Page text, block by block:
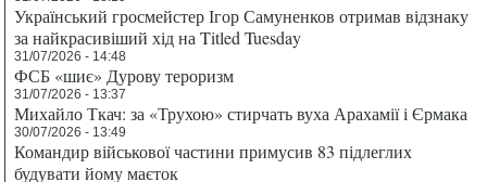
Український гросмейстер Ігор Самуненков отримав відзнаку
за найкрасивіший хід на Titled Tuesday
31/07/2026 - 14:48
ФСБ «шиє» Дурову тероризм
31/07/2026 - 13:37
Михайло Ткач: за «Трухою» стирчать вуха Арахамії і Єрмака
30/07/2026 - 13:49
Командир військової частини примусив 83 підлеглих
будувати йому маєток